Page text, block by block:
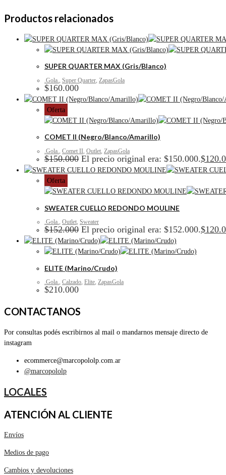
Productos relacionados
SUPER QUARTER MAX (Gris/Blanco)
.Gola. Super Quarter ZapasGola
$160.000
Oferta
COMET II (Negro/Blanco/Amarillo)
.Gola., Comet II, Outlet, ZapasGola
$150.000 El precio original era: $150.000.$
Oferta
SWEATER CUELLO REDONDO MOULINE
.Gola., Outlet, Sweater
$152.000 El precio original era: $152.000.$
ELITE (Marino/Crudo)
.Gola., Calzado, Elite, ZapasGola
$210.000
CONTACTANOS
Por consultas podés escribirnos al mail o mandarnos mensaje directo de
instagram
ecommerce@marcopololp.com.ar
@marcopololp
LOCALES
ATENCIÓN AL CLIENTE
Envíos
Medios de pago
Cambios y devoluciones